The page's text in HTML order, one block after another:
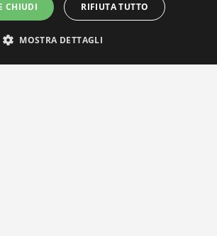
CHIUDI RIFIUTA TUTTO
MOSTRA DETTAGLI